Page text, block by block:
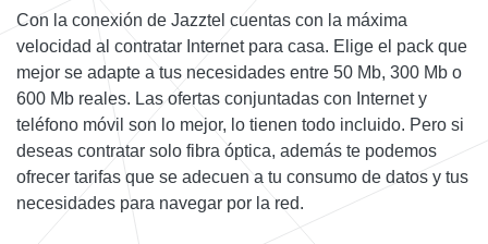
Con la conexión de Jazztel cuentas con la máxima
velocidad al contratar Internet para casa. Elige el pack que
mejor se adapte a tus necesidades entre 50 Mb, 300 Mb o
600 Mb reales. Las ofertas conjuntadas con Internet y
teléfono móvil son lo mejor, lo tienen todo incluido. Pero si
deseas contratar solo fibra óptica, además te podemos
ofrecer tarifas que se adecuen a tu consumo de datos y tus
necesidades para navegar por la red.